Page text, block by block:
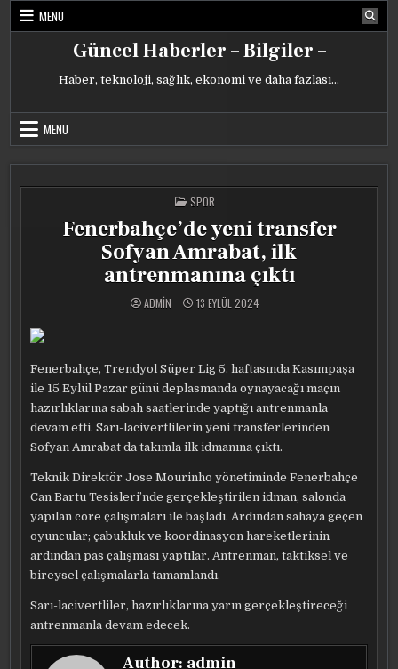
Skip
MENU
Güncel Haberler – Bilgiler –
Haber, teknoloji, sağlık, ekonomi ve daha fazlası…
MENU
POSTED
IN
SPOR
Fenerbahçe’de yeni transfer
Sofyan Amrabat, ilk
antrenmanına çıktı
ADMIN 13 EYLÜL 2024
Fenerbahçe, Trendyol Süper Lig 5. haftasında Kasımpaşa
ile 15 Eylül Pazar günü deplasmanda oynayacağı maçın
hazırlıklarına sabah saatlerinde yaptığı antrenmanla
devam etti. Sarı-lacivertlilerin yeni transferlerinden
Sofyan Amrabat da takımla ilk idmanına çıktı.
Teknik Direktör Jose Mourinho yönetiminde Fenerbahçe
Can Bartu Tesisleri’nde gerçekleştirilen idman, salonda
yapılan core çalışmaları ile başladı. Ardından sahaya geçen
oyuncular; çabukluk ve koordinasyon hareketlerinin
ardından pas çalışması yaptılar. Antrenman, taktiksel ve
bireysel çalışmalarla tamamlandı.
Sarı-lacivertliler, hazırlıklarına yarın gerçekleştireceği
antrenmanla devam edecek.
Author: admin